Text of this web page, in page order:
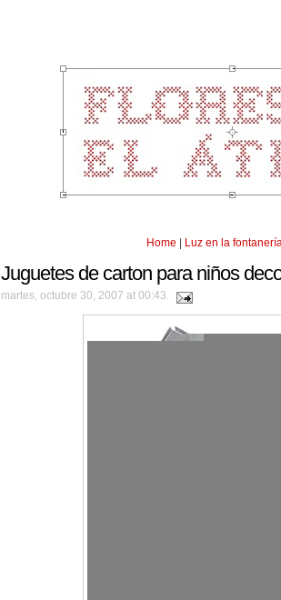
Home | Luz en la
Juguetes de carton para niños
martes, octubre 30, 2007 at 00:43.